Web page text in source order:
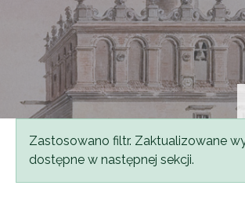
Komunikat
Zastosowano filtr. Zaktualizowane
dostępne w następnej sekcji.